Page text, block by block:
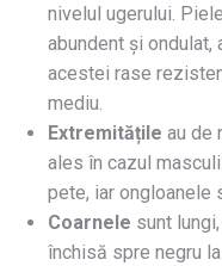
nivelul ugerului.
abundent și
acestei rase
mediu.
Extremitățile au de
ales în cazul
pete, iar ongloanele
Coarnele sunt
închisă spre negru